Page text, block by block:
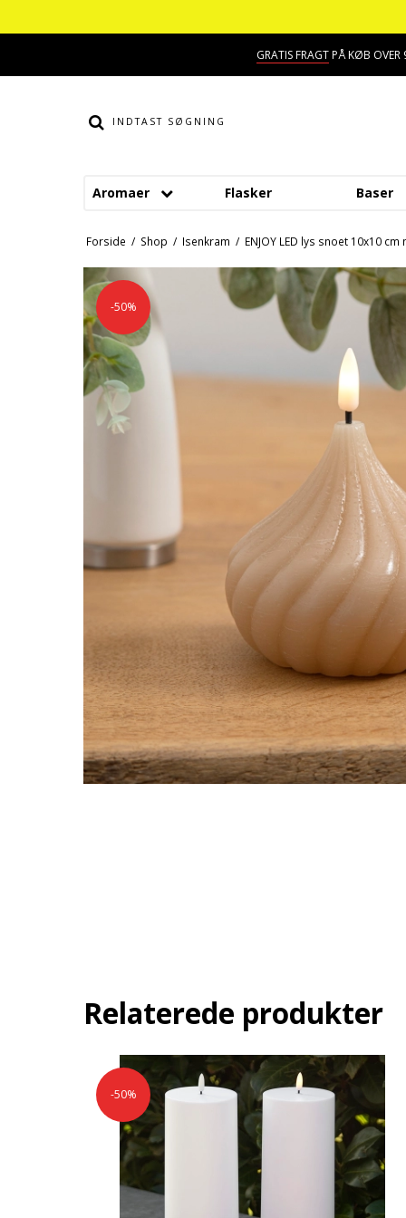
GRATIS FRAGTPÅ KØB OVER
Aromaer
Alkohol aroma
Ananas aroma
Banan aroma
Blåbær aroma
Candy aroma
Hindbær aroma
Jordbær aroma
Kaffe aroma
Kiwi aroma
Lakrids aroma
Solbær aroma
Tobak aroma
Flasker Baser
Forside / Shop / Isenkram / ENJOY LED lys snoet 10x10
-50%
Relaterede produkter
-50%